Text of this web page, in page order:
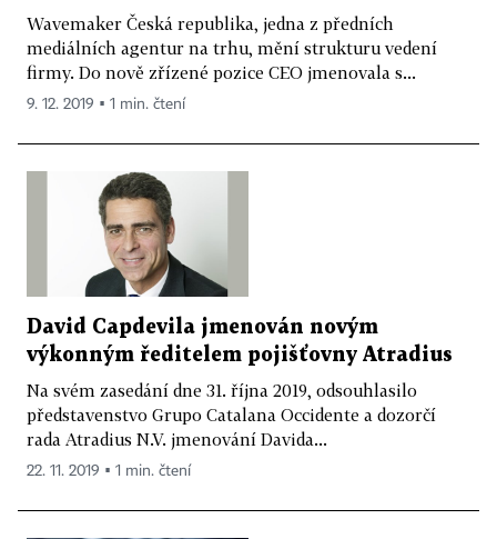
Wavemaker Česká republika, jedna z předních
mediálních agentur na trhu, mění strukturu vedení
firmy. Do nově zřízené pozice CEO jmenovala s...
9. 12. 2019 ▪ 1 min. čtení
David Capdevila jmenován novým
výkonným ředitelem pojišťovny Atradius
Na svém zasedání dne 31. října 2019, odsouhlasilo
představenstvo Grupo Catalana Occidente a dozorčí
rada Atradius N.V. jmenování Davida...
22. 11. 2019 ▪ 1 min. čtení